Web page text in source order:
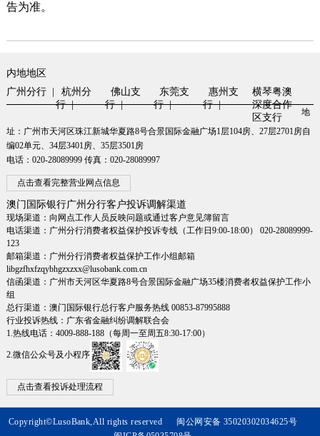
告为准。
内地地区
广州分行 |
杭州分
行 |
佛山支
行 |
东莞支
行 |
惠州支
行 |
横琴粤澳
深度合作
区支行
地
址：广州市天河区珠江新城华夏路8号合景国际金融广场1层104房、27层2701房自
编02单元、34层3401房、35层3501房
电话：020-28089999 传真：020-28089997
点击查看完整营业网点信息
澳门国际银行广州分行客户投诉调解渠道
现场渠道：向网点工作人员反映问题或通过客户意见簿留言
电话渠道：广州分行消费者权益保护投诉专线（工作日9:00-18:00） 020-28089999-
123
邮箱渠道：广州分行消费者权益保护工作小组邮箱
libgzfhxfzqybhgzxzxx@lusobank.com.cn
信函渠道：广州市天河区华夏路8号合景国际金融广场35楼消费者权益保护工作小
组
总行渠道：澳门国际银行总行客户服务热线 00853-87995888
行业投诉热线：广东省金融纠纷调解联合会
1.热线电话：4009-888-188（每周一至周五8:30-17:00）
2.微信公众号及小程序
点击查看投诉处理流程
Copyright©LusoBank,All rights reserved
闽公网安备 35020302034625号